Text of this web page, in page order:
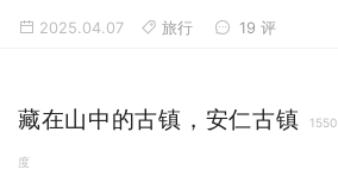
2025.04.07 旅行 19 评
藏在山中的古镇，安仁古镇 1550
度